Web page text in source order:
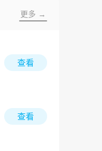
更多 →
查看
查看